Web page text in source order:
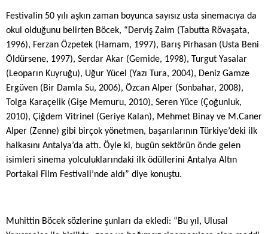
Festivalin 50 yılı aşkın zaman boyunca sayısız usta sinemacıya da
okul olduğunu belirten Böcek, “Derviş Zaim (Tabutta Rövaşata,
1996), Ferzan Özpetek (Hamam, 1997), Barış Pirhasan (Usta Beni
Öldürsene, 1997), Serdar Akar (Gemide, 1998), Turgut Yasalar
(Leoparın Kuyruğu), Uğur Yücel (Yazı Tura, 2004), Deniz Gamze
Ergüven (Bir Damla Su, 2006), Özcan Alper (Sonbahar, 2008),
Tolga Karaçelik (Gişe Memuru, 2010), Seren Yüce (Çoğunluk,
2010), Çiğdem Vitrinel (Geriye Kalan), Mehmet Binay ve M.Caner
Alper (Zenne) gibi birçok yönetmen, başarılarının Türkiye’deki ilk
halkasını Antalya’da attı. Öyle ki, bugün sektörün önde gelen
isimleri sinema yolculuklarındaki ilk ödüllerini Antalya Altın
Portakal Film Festivali’nde aldı” diye konuştu.
Muhittin Böcek sözlerine şunları da ekledi: “Bu yıl, Ulusal